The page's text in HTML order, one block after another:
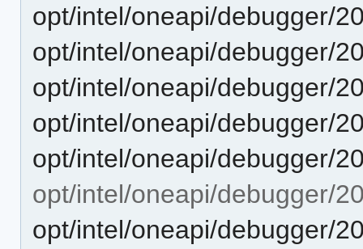
opt/intel/oneapi/debugger/
opt/intel/oneapi/debugger/
opt/intel/oneapi/debugger/
opt/intel/oneapi/debugger/
opt/intel/oneapi/debugger/
opt/intel/oneapi/debugger/
opt/intel/oneapi/debugger/